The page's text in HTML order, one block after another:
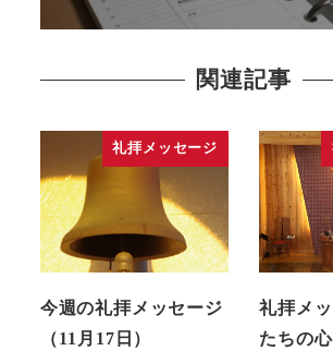
関連記事
礼拝メッセージ
今週の礼拝メッセージ
（11月17日）
礼拝メ
たちの